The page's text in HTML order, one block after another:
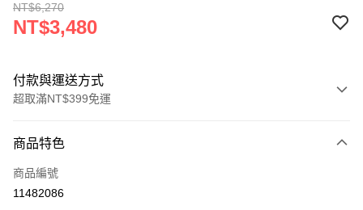
NT$6,270
NT$3,480
付款與運送方式
超取滿NT$399免運
信用卡一次付款
信用卡分期付款
商品特色
商品編號
11482086